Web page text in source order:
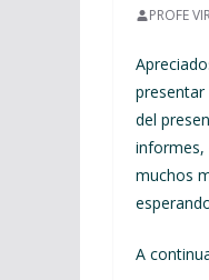
PROFE
presentar
del
informes,
muchos
A